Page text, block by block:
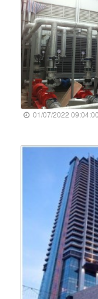
01/07/2022